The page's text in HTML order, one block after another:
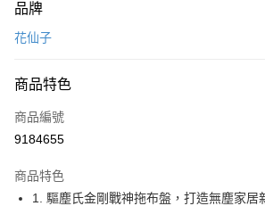
信用卡一次付款
LINE Pay
Apple Pay
悠遊付
品牌
花仙子
商品特色
商品編號
9184655
商品特色
1. 驅塵氏金剛戰神拖布盤，打造無塵家居